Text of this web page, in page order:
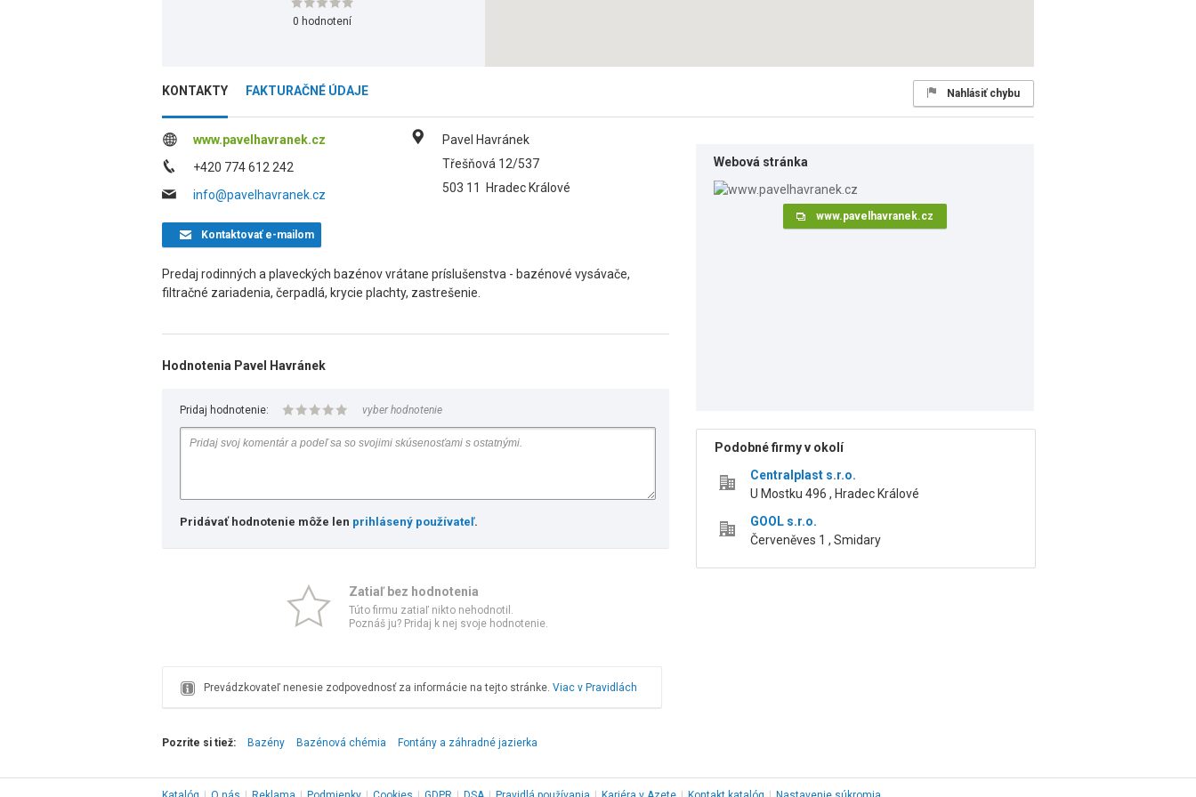
0 hodnotení
KONTAKTY FAKTURAČNÉ ÚDAJE Nahlásiť chybu
www.pavelhavranek.cz
+420 774 612 242
info@pavelhavranek.cz
Pavel Havránek
Třešňová 12/537
503 11
Hradec Králové
Kontaktovaťe-mailom
Predaj rodinných a plaveckých bazénov vrátane príslušenstva - bazénové vysávače,
filtračné zariadenia, čerpadlá, krycie plachty, zastrešenie.
Hodnotenia Pavel Havránek
Pridaj hodnotenie: vyber hodnotenie
Pridávať hodnotenie môže len prihlásený používateľ.
Zatiaľ bez hodnotenia
Túto firmu zatiaľ nikto nehodnotil.
Poznáš ju? Pridaj k nej svoje hodnotenie.
Prevádzkovateľ nenesie zodpovednosť za informácie na tejto stránke. Viac v Pravidlách
Webová stránka
www.pavelhavranek.cz
Podobné firmy v okolí
Centralplast s.r.o.
U Mostku 496 , Hradec Králové
GOOL s.r.o.
Červeněves 1 , Smidary
Pozrite si tiež: Bazény Bazénová chémia Fontány a záhradné jazierka